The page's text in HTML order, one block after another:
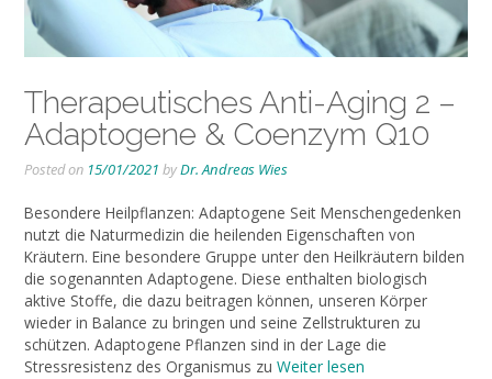
Therapeutisches Anti-Aging 2 –
Adaptogene & Coenzym Q10
Posted on 15/01/2021 byDr. Andreas Wies
Besondere Heilpflanzen: Adaptogene Seit Menschengedenken
nutzt die Naturmedizin die heilenden Eigenschaften von
Kräutern. Eine besondere Gruppe unter den Heilkräutern bilden
die sogenannten Adaptogene. Diese enthalten biologisch
aktive Stoffe, die dazu beitragen können, unseren Körper
wieder in Balance zu bringen und seine Zellstrukturen zu
schützen. Adaptogene Pflanzen sind in der Lage die
Stressresistenz des Organismus zu Weiter lesen